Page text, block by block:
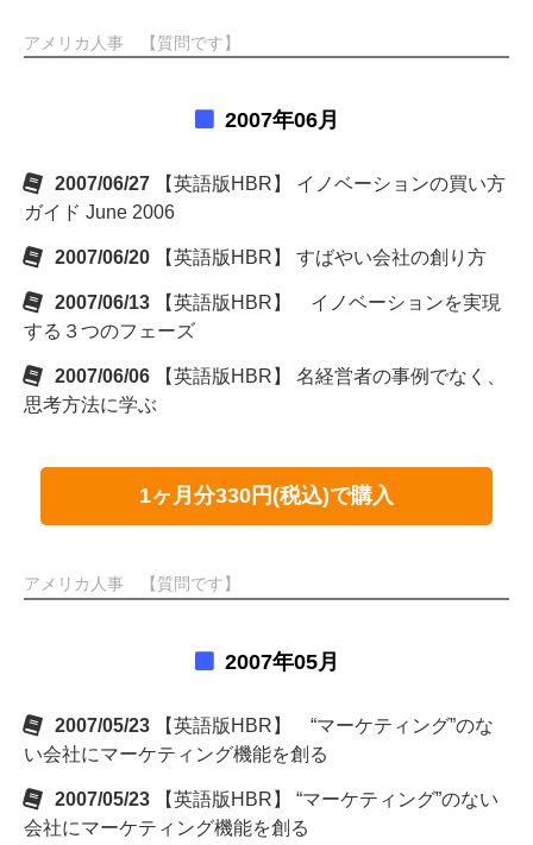
アメリカ人事 【質問です】
2007年06月
2007/06/27
【英語版HBR】 イノベーションの買い方
ガイド June 2006
2007/06/20 【英語版HBR】 すばやい会社の創り方
2007/06/13
【英語版HBR】 イノベーションを実現
する３つのフェーズ
2007/06/06
【英語版HBR】 名経営者の事例でなく、
思考方法に学ぶ
1ヶ月分330円(税込)で購入
アメリカ人事 【質問です】
2007年05月
2007/05/23
【英語版HBR】 “マーケティング”のな
い会社にマーケティング機能を創る
2007/05/23
【英語版HBR】 “マーケティング”のない
会社にマーケティング機能を創る